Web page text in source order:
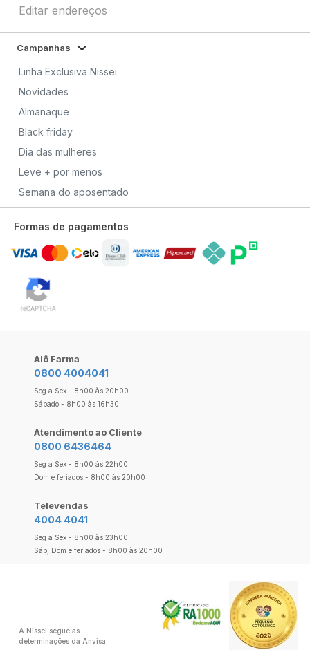
Editar endereços
Campanhas
Linha Exclusiva Nissei
Novidades
Almanaque
Black friday
Dia das mulheres
Leve + por menos
Semana do aposentado
Formas de pagamentos
Alô Farma
0800 4004041
Seg a Sex - 8h00 às 20h00
Sábado - 8h00 às 16h30
Atendimento ao Cliente
0800 6436464
Seg a Sex - 8h00 às 22h00
Dom e feriados - 8h00 às 20h00
Televendas
4004 4041
Seg a Sex - 8h00 às 23h00
Sáb, Dom e feriados - 8h00 às 20h00
A Nissei segue as
determinações da Anvisa.